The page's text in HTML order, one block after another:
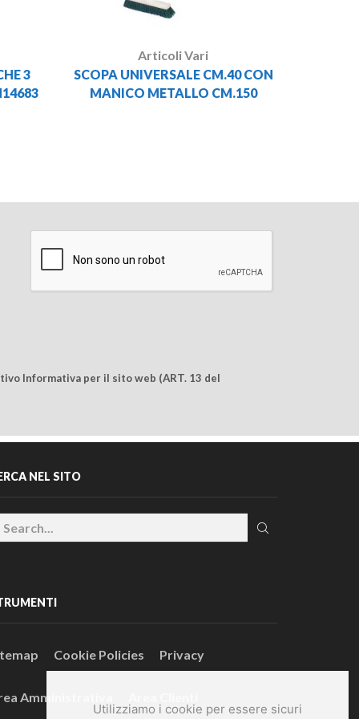
Utilizziamo i cookie per essere sicuri
3
Articoli Vari
SCOPA UNIVERSALE CM.40 CON
MANICO METALLO CM.150
Informativa per il sito web (ART. 13 del
NEL SITO
Cookie Policies Privacy
Amministrativa